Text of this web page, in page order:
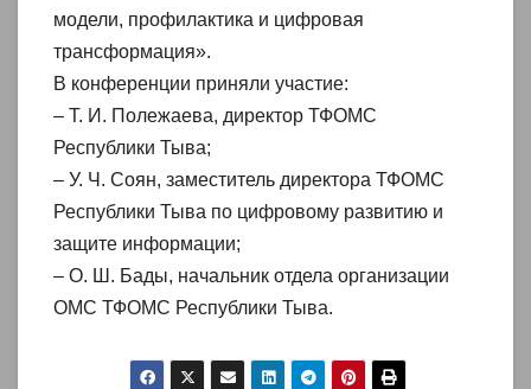
модели, профилактика и цифровая
трансформация».
В конференции приняли участие:
– Т. И. Полежаева, директор ТФОМС
Республики Тыва;
– У. Ч. Соян, заместитель директора ТФОМС
Республики Тыва по цифровому развитию и
защите информации;
– О. Ш. Бады, начальник отдела организации
ОМС ТФОМС Республики Тыва.